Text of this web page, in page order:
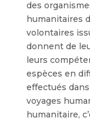
des
humanitaires
volontaires
donnent de
leurs
espèces en
effectués
voyages
humanitaire,